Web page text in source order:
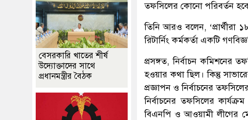
তফসিলের কোনো পরিবর্তন
তিনি আরও বলেন, ‘প্রার্থীরা
রিটার্নিং কর্মকর্তা একটি
প্রসঙ্গত, নির্বাচন কমিশনের
হওয়ার কথা ছিল। কিন্তু
প্রজ্ঞাপন ও নির্বাচনের
নির্বাচনের তফসিলের
বিএনপি ও আওয়ামী লীগের
বেসরকারি খাতের শীর্ষ
উদ্যোক্তাদের সাথে
প্রধানমন্ত্রীর বৈঠক